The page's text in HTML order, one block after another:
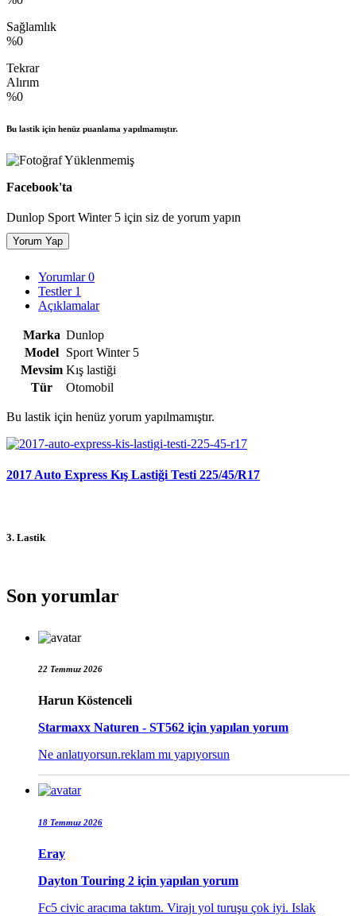
Sağlamlık
%0
Tekrar
Alırım
%0
Bu lastik için henüz puanlama yapılmamıştır.
Facebook'ta
Dunlop Sport Winter 5 için siz de yorum yapın
Yorum Yap
Yorumlar0
Testler 1
Açıklamalar
Marka Dunlop
Model Sport Winter 5
Mevsim Kış lastiği
Tür
Otomobil
Bu lastik için henüz yorum yapılmamıştır.
2017 Auto Express Kış Lastiği Testi 225/45/R17
3. Lastik
Son yorumlar
22 Temmuz 2026
Harun Köstenceli
Starmaxx Naturen - ST562 için yapılan yorum
Ne anlatıyorsun.reklam mı yapıyorsun
18 Temmuz 2026
Eray
Dayton Touring 2 için yapılan yorum
Fc5 civic aracıma taktım. Virajı yol turuşu çok iyi. Islak